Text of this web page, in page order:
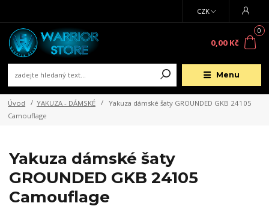
Menu
CZK
0
0,00 Kč
Úvod YAKUZA - DÁMSKÉ
Yakuza dámské šaty GROUNDED GKB 24105
Camouflage
Yakuza dámské šaty
GROUNDED GKB 24105
Camouflage